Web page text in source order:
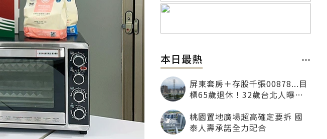
本日最熱
屏東套房＋存股千張00878...目
標65歲退休！32歲台北人曝：
桃園置地廣場超高確定要拆 國
泰人壽承諾全力配合